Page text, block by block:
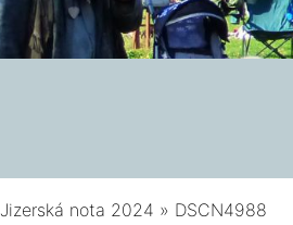
Jizerská nota 2024 » DSCN4988